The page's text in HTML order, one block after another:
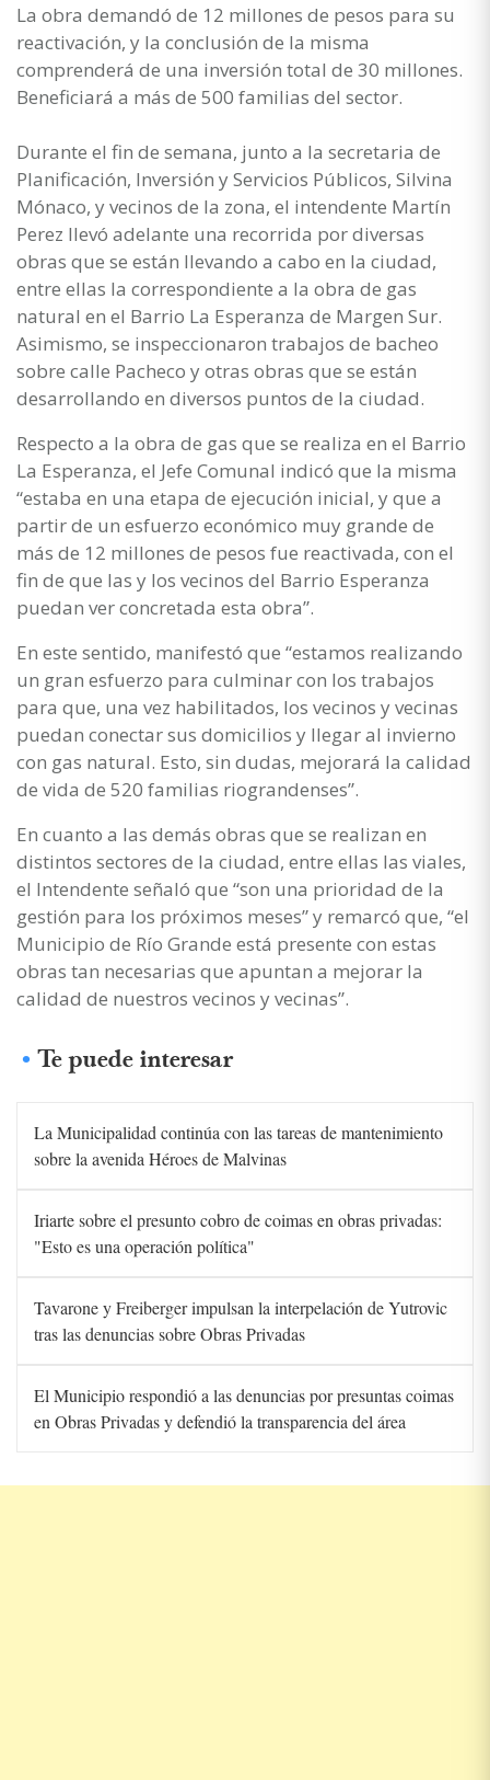
La obra demandó de 12 millones de pesos para su
reactivación, y la conclusión de la misma
comprenderá de una inversión total de 30 millones.
Beneficiará a más de 500 familias del sector.
Durante el fin de semana, junto a la secretaria de
Planificación, Inversión y Servicios Públicos, Silvina
Mónaco, y vecinos de la zona, el intendente Martín
Perez llevó adelante una recorrida por diversas
obras que se están llevando a cabo en la ciudad,
entre ellas la correspondiente a la obra de gas
natural en el Barrio La Esperanza de Margen Sur.
Asimismo, se inspeccionaron trabajos de bacheo
sobre calle Pacheco y otras obras que se están
desarrollando en diversos puntos de la ciudad.
Respecto a la obra de gas que se realiza en el Barrio
La Esperanza, el Jefe Comunal indicó que la misma
“estaba en una etapa de ejecución inicial, y que a
partir de un esfuerzo económico muy grande de
más de 12 millones de pesos fue reactivada, con el
fin de que las y los vecinos del Barrio Esperanza
puedan ver concretada esta obra”.
En este sentido, manifestó que “estamos realizando
un gran esfuerzo para culminar con los trabajos
para que, una vez habilitados, los vecinos y vecinas
puedan conectar sus domicilios y llegar al invierno
con gas natural. Esto, sin dudas, mejorará la calidad
de vida de 520 familias riograndenses”.
En cuanto a las demás obras que se realizan en
distintos sectores de la ciudad, entre ellas las viales,
el Intendente señaló que “son una prioridad de la
gestión para los próximos meses” y remarcó que, “el
Municipio de Río Grande está presente con estas
obras tan necesarias que apuntan a mejorar la
calidad de nuestros vecinos y vecinas”.
Te puede interesar
La Municipalidad continúa con las tareas de mantenimiento
sobre la avenida Héroes de Malvinas
Iriarte sobre el presunto cobro de coimas en obras privadas:
"Esto es una operación política"
Tavarone y Freiberger impulsan la interpelación de Yutrovic
tras las denuncias sobre Obras Privadas
El Municipio respondió a las denuncias por presuntas coimas
en Obras Privadas y defendió la transparencia del área